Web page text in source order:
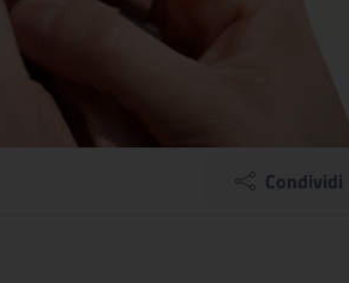
Condividi